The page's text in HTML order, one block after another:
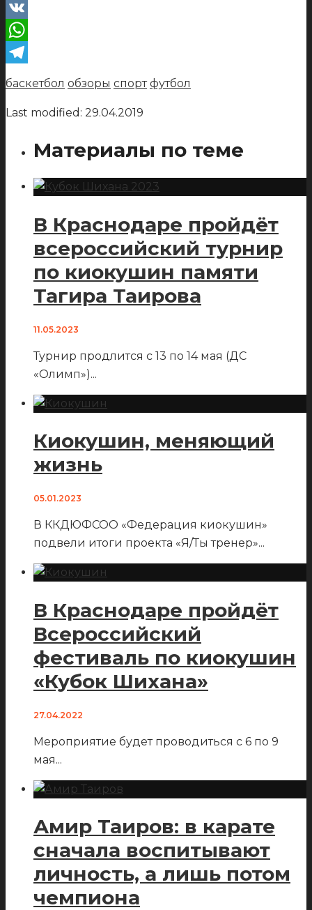
VK
WhatsApp
Telegram
баскетбол обзоры спорт футбол
Last modified: 29.04.2019
Материалы по теме
В Краснодаре пройдёт
всероссийский турнир
по киокушин памяти
Тагира Таирова
11.05.2023
Турнир продлится с 13 по 14 мая (ДС
«Олимп»)...
Киокушин, меняющий
жизнь
05.01.2023
В ККДЮФСОО «Федерация киокушин»
подвели итоги проекта «Я/Ты тренер»...
В Краснодаре пройдёт
Всероссийский
фестиваль по киокушин
«Кубок Шихана»
27.04.2022
Мероприятие будет проводиться с 6 по 9
мая...
Амир Таиров: в карате
сначала воспитывают
личность, а лишь потом
чемпиона